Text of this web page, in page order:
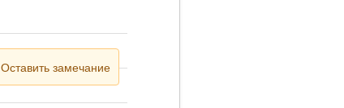
Оставить замечание